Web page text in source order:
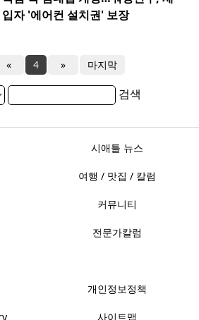
입자 '에어컨 설치권' 보장
« 4 » 마지막
검색
시애틀 뉴스
여행 / 맛집 / 칼럼
커뮤니티
전문가칼럼
개인정보정책
사이트맵